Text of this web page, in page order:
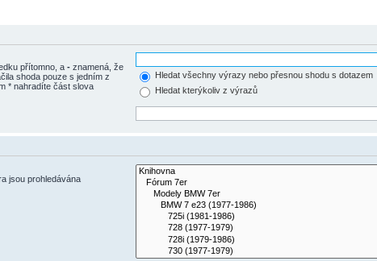
přítomno, a - znamená, že
shoda pouze s jedním z
* nahradíte část slova
Hledat všechny výrazy nebo přesnou shodu s dotazem
Hledat kterýkoliv z výrazů
jsou prohledávána